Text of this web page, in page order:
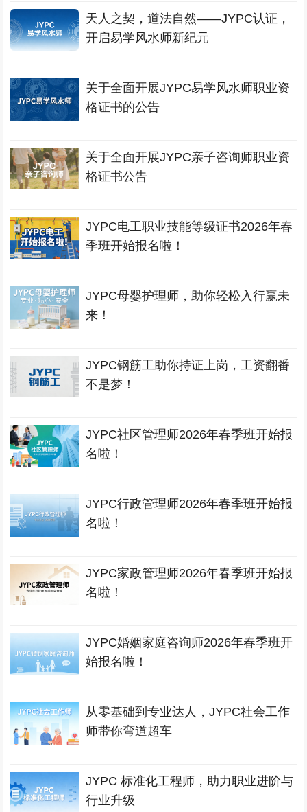
天人之契，道法自然——JYPC认证，
开启易学风水师新纪元
关于全面开展JYPC易学风水师职业资
格证书的公告
关于全面开展JYPC亲子咨询师职业资
格证书公告
JYPC电工职业技能等级证书2026年春
季班开始报名啦！
JYPC母婴护理师，助你轻松入行赢未
来！
JYPC钢筋工助你持证上岗，工资翻番
不是梦！
JYPC社区管理师2026年春季班开始报
名啦！
JYPC行政管理师2026年春季班开始报
名啦！
JYPC家政管理师2026年春季班开始报
名啦！
JYPC婚姻家庭咨询师2026年春季班开
始报名啦！
从零基础到专业达人，JYPC社会工作
师带你弯道超车
JYPC 标准化工程师，助力职业进阶与
行业升级